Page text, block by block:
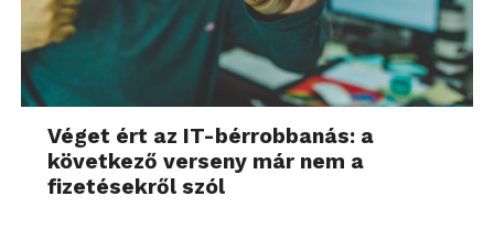
Véget ért az IT-bérrobbanás: a
következő verseny már nem a
fizetésekről szól